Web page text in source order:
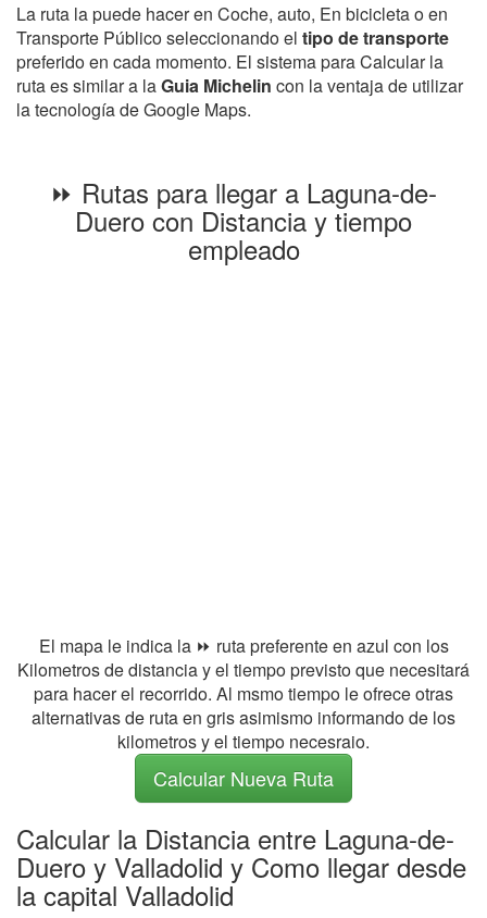
La ruta la puede hacer en Coche, auto, En bicicleta o en
Transporte Público seleccionando el tipo de transporte
preferido en cada momento. El sistema para Calcular la
ruta es similar a laGuia Michelin con la ventaja de utilizar
la tecnología de Google Maps.
⏩ Rutas para llegar a Laguna-de-
Duero con Distancia y tiempo
empleado
El mapa le indica la ⏩ ruta preferente en azul con los
Kilometros de distancia y el tiempo previsto que necesitará
para hacer el recorrido. Al msmo tiempo le ofrece otras
alternativas de ruta en gris asimismo informando de los
kilometros y el tiempo necesraio.
Calcular Nueva Ruta
Calcular la Distancia entre Laguna-de-
Duero y Valladolid y Como llegar desde
la capital Valladolid